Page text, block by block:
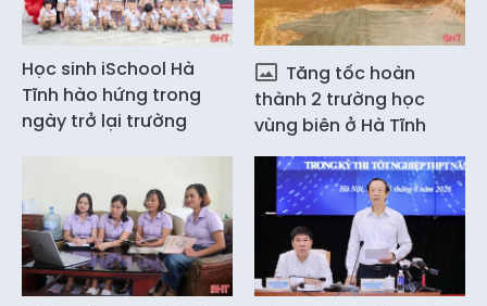
Học sinh iSchool Hà
Tĩnh hào hứng trong
ngày trở lại trường
Tăng tốc hoàn
thành 2 trường học
vùng biên ở Hà Tĩnh